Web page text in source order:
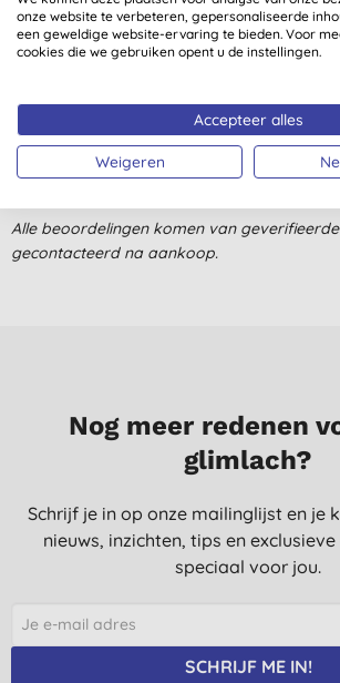
M.,
14-2-2021
gebruik was niet overtuigend qua werking,
verschil gevoeld met geen deo gebruiken.
meer. Of ik had pech met het busje deo,
22-10-2019
N. V.,
24-4-2018
Geur is prettig, maar helpt mij niet om de
houden. Had er meer van verwacht
L., Almere
Alle beoordelingen komen van
gecontacteerd na aankoop.
Nog meer redenen
glimlach?
Schrijf je in op onze mailinglijst en je
nieuws, inzichten, tips en
speciaal voor jou.
SCHRIJF ME IN!
onze website te verbeteren, gepersonaliseerde
een geweldige website-ervaring te bieden. Voor
cookies die we gebruiken opent u de instellingen.
Accepteer alles
Weigeren